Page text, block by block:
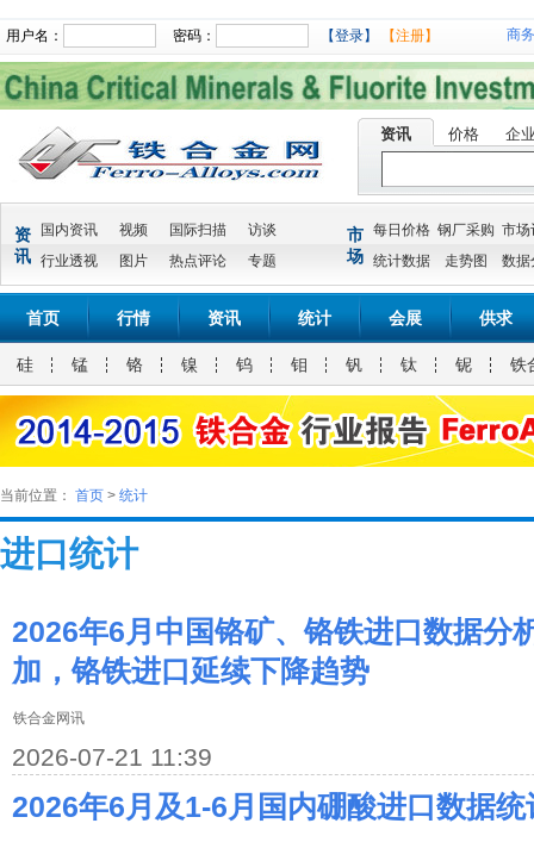
用户名： 密码： 【登录】 【注册】 商
资讯 价格 企
资
讯
国内资讯 视频 国际扫描
访谈
行业透视
图片 热点评论 专题
市
场
每日价格 钢厂采购 市场
统计数据
走势图 数据
首页 行情 资讯 统计 会展 供求
硅 锰 铬 镍 钨 钼 钒 钛 铌 铁
当前位置： 首页 > 统计
进口统计
2026年6月中国铬矿、铬铁进口数据分
加，铬铁进口延续下降趋势
铁合金网讯
2026-07-21 11:39
2026年6月及1-6月国内硼酸进口数据统